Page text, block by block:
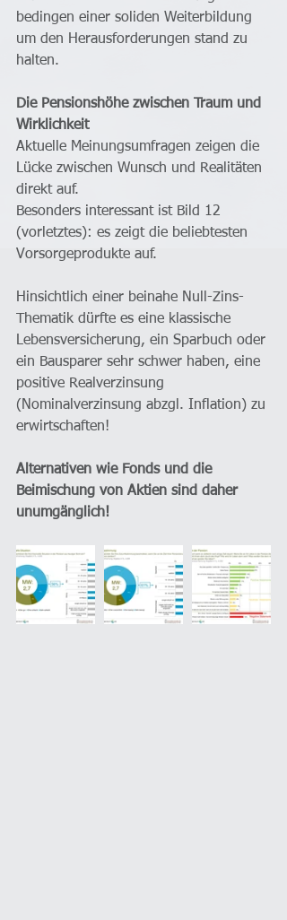
bedingen einer soliden Weiterbildung
um den Herausforderungen stand zu
halten.
Die Pensionshöhe zwischen Traum und
Wirklichkeit
Aktuelle Meinungsumfragen zeigen die
Lücke zwischen Wunsch und Realitäten
direkt auf.
Besonders interessant ist Bild 12
(vorletztes): es zeigt die beliebtesten
Vorsorgeprodukte auf.
Hinsichtlich einer beinahe Null-Zins-
Thematik dürfte es eine klassische
Lebensversicherung, ein Sparbuch oder
ein Bausparer sehr schwer haben, eine
positive Realverzinsung
(Nominalverzinsung abzgl. Inflation) zu
erwirtschaften!
Alternativen wie Fonds und die
Beimischung von Aktien sind daher
unumgänglich!